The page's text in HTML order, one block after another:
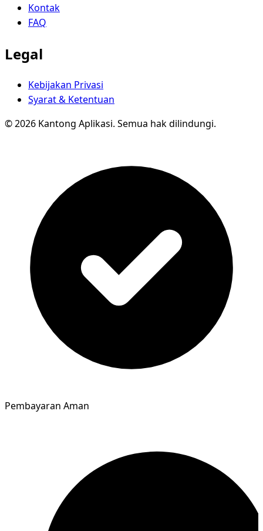
Kontak
FAQ
Legal
Kebijakan Privasi
Syarat & Ketentuan
© 2026 Kantong Aplikasi. Semua hak dilindungi.
Pembayaran Aman